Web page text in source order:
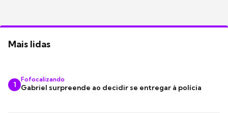
Mais lidas
1
Fofocalizando
Gabriel surpreende ao decidir se entregar à polícia